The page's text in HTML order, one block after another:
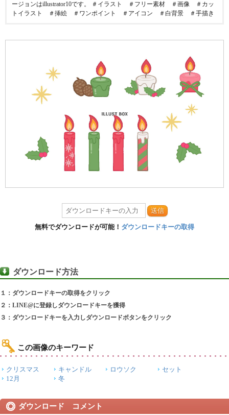
ージョンはillustrator10です。 ＃イラスト ＃フリー素材 ＃画像 ＃カッ
トイラスト ＃挿絵 ＃ワンポイント ＃アイコン ＃白背景 ＃手描き
送信
無料でダウンロードが可能！ ダウンロードキーの取得
ダウンロード方法
１：ダウンロードキーの取得をクリック
２：LINE@に登録しダウンロードキーを獲得
３：ダウンロードキーを入力しダウンロードボタンをクリック
この画像のキーワード
クリスマス キャンドル ロウソク
セット
12月
冬
ダウンロード コメント